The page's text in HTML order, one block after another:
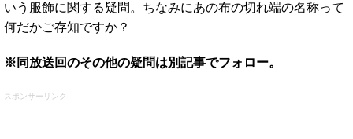
いう服飾に関する疑問。ちなみにあの布の切れ端の名称って
何だかご存知ですか？
※同放送回のその他の疑問は別記事でフォロー。
スポンサーリンク